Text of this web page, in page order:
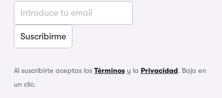
Al suscribirte aceptas los Términos y la Privacidad. Baja en
un clic.